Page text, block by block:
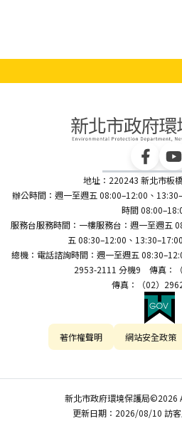
地址：220243 新北市板
辦公時間：週一至週五 08:00–12:00、
時間
服務台服務時間：一樓服務台：週一至週五
五 08:30–12:00、
總機：電話諮詢時間：週一至週五
2953-2111 分機9 傳真：
傳真：（02）
著作權聲明 網站安全政策
新北市政府環境保護局©2026
更新日期：2026/08/10 訪